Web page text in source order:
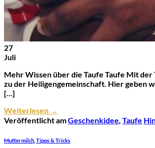
27
Juli
Mehr Wissen über die Taufe Taufe Mit
zu der Heiligengemeinschaft. Hier geben
[…]
Weiterlesen →
Veröffentlicht amGeschenkidee, Taufe
Muttermilch Tipps & Tricks